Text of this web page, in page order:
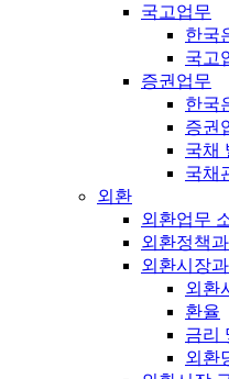
국고업무
한국
국고
증권업무
한국
증권
국채
국채
외환
외환업무
외환정책
외환시장
외환
환율
금리
외환